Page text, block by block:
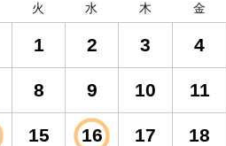
火 水 木 金
1 2 3 4
8 9 10 11
15 16 17 18